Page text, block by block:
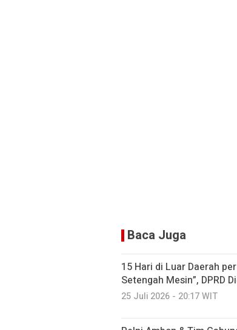
Baca Juga
15 Hari di Luar Daerah
Setengah Mesin”, DPRD
25 Juli 2026 - 20:17 WIT